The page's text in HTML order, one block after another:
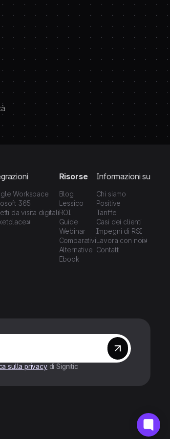
Workspace
365
da visita digitali
Risorse
Blog
Lessico
ROI
Guide
Webinar
Comparativi
Alternative
Ebook
Informazioni su
Chi siamo
Positive
Tariffe
Casi dei clienti
Impegni di RSI
Lavora con noi
Contatti
sulla privacydi Signitic